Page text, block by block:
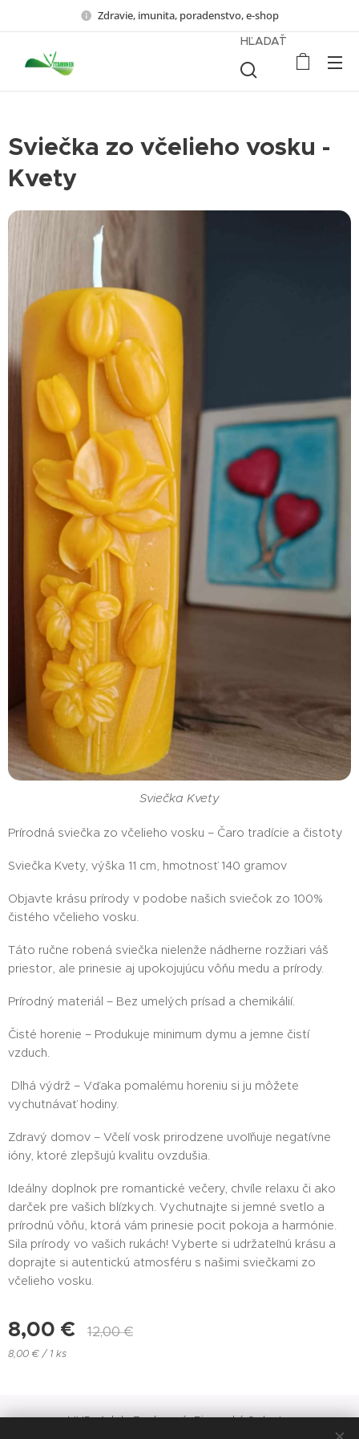
Zdravie, imunita, poradenstvo, e-shop
HĽADAŤ
Sviečka zo včelieho vosku -
Kvety
Sviečka Kvety
Prírodná sviečka zo včelieho vosku – Čaro tradície a čistoty
Sviečka Kvety, výška 11 cm, hmotnosť 140 gramov
Objavte krásu prírody v podobe našich sviečok zo 100%
čistého včelieho vosku.
Táto ručne robená sviečka nielenže nádherne rozžiari váš
priestor, ale prinesie aj upokojujúcu vôňu medu a prírody.
Prírodný materiál – Bez umelých prísad a chemikálií.
Čisté horenie – Produkuje minimum dymu a jemne čistí
vzduch.
Dlhá výdrž – Vďaka pomalému horeniu si ju môžete
vychutnávať hodiny.
Zdravý domov – Včelí vosk prirodzene uvoľňuje negatívne
ióny, ktoré zlepšujú kvalitu ovzdušia.
Ideálny doplnok pre romantické večery, chvíle relaxu či ako
darček pre vašich blízkych. Vychutnajte si jemné svetlo a
prírodnú vôňu, ktorá vám prinesie pocit pokoja a harmónie.
Sila prírody vo vašich rukách! Vyberte si udržateľnú krásu a
doprajte si autentickú atmosféru s našimi sviečkami zo
včelieho vosku.
8,00 € 12,00€
8,00 € / 1 ks
MUDr.Adela Englerová, Rimavská Sobota,